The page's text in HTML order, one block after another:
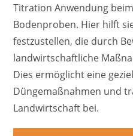
Titration Anwendung
Bodenproben. Hier hilft
festzustellen, die durch
landwirtschaftliche
Dies ermöglicht eine
Düngemaßnahmen und
Landwirtschaft bei.